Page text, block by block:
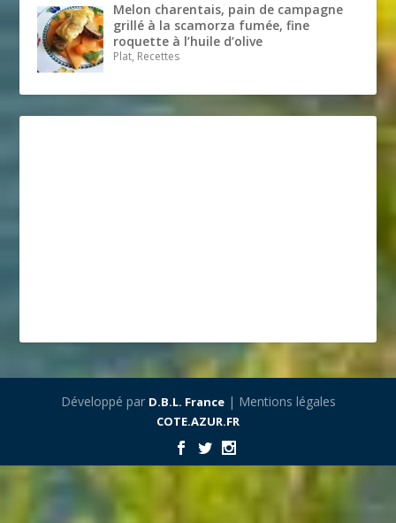
Melon charentais, pain de campagne
grillé à la scamorza fumée, fine
roquette à l’huile d’olive
Plat, Recettes
Développé par D.B.L. France| Mentions légales
COTE.AZUR.FR